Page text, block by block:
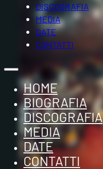
DISCOGRAFIA
MEDIA
DATE
CONTATTI
HOME
BIOGRAFIA
DISCOGRAFIA
MEDIA
DATE
CONTATTI